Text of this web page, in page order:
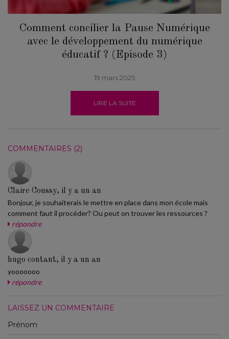
Comment concilier la Pause Numérique
avec le développement du numérique
éducatif ? (Episode 3)
19 mars 2025
LIRE LA SUITE
COMMENTAIRES (2)
Claire Coussy, il y a un an
Bonjour, je souhaiterais le mettre en place dans mon école mais
comment faut il procéder? Ou peut on trouver les ressources ?
répondre
hugo contant, il y a un an
yooooooo
répondre
LAISSEZ UN COMMENTAIRE
Prénom